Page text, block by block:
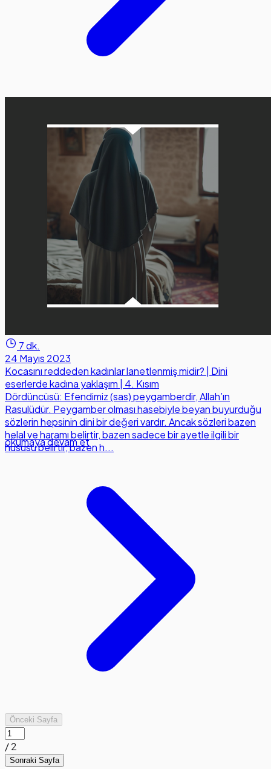
7 dk.
24 Mayıs 2023
Kocasını reddeden kadınlar lanetlenmiş midir? | Dini
eserlerde kadına yaklaşım | 4. Kısım
Dördüncüsü: Efendimiz (sas) peygamberdir, Allah’ın
Rasulüdür. Peygamber olması hasebiyle beyan buyurduğu
sözlerin hepsinin dini bir değeri vardır. Ancak sözleri bazen
helal ve haramı belirtir, bazen sadece bir ayetle ilgili bir
hususu belirtir, bazen h...
okumaya devam et
Önceki Sayfa
/2
Sonraki Sayfa